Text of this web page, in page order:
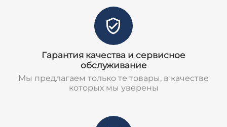
Гарантия качества и сервисное
обслуживание
Мы предлагаем только те товары, в качестве
которых мы уверены